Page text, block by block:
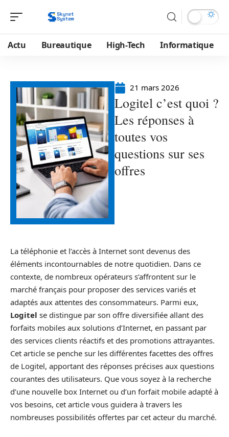
Actu Bureautique High-Tech Informatique
21 mars 2026
Logitel c’est quoi ?
Les réponses à
toutes vos
questions sur ses
offres
La téléphonie et l’accès à Internet sont devenus des
éléments incontournables de notre quotidien. Dans ce
contexte, de nombreux opérateurs s’affrontent sur le
marché français pour proposer des services variés et
adaptés aux attentes des consommateurs. Parmi eux,
Logitel se distingue par son offre diversifiée allant des
forfaits mobiles aux solutions d’Internet, en passant par
des services clients réactifs et des promotions attrayantes.
Cet article se penche sur les différentes facettes des offres
de Logitel, apportant des réponses précises aux questions
courantes des utilisateurs. Que vous soyez à la recherche
d’une nouvelle box Internet ou d’un forfait mobile adapté à
vos besoins, cet article vous guidera à travers les
nombreuses possibilités offertes par cet acteur du marché.